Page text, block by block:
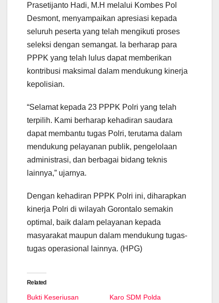
Prasetijanto Hadi, M.H melalui Kombes Pol
Desmont, menyampaikan apresiasi kepada
seluruh peserta yang telah mengikuti proses
seleksi dengan semangat. Ia berharap para
PPPK yang telah lulus dapat memberikan
kontribusi maksimal dalam mendukung kinerja
kepolisian.
“Selamat kepada 23 PPPK Polri yang telah
terpilih. Kami berharap kehadiran saudara
dapat membantu tugas Polri, terutama dalam
mendukung pelayanan publik, pengelolaan
administrasi, dan berbagai bidang teknis
lainnya,” ujarnya.
Dengan kehadiran PPPK Polri ini, diharapkan
kinerja Polri di wilayah Gorontalo semakin
optimal, baik dalam pelayanan kepada
masyarakat maupun dalam mendukung tugas-
tugas operasional lainnya. (HPG)
Related
Bukti Keseriusan
Karo SDM Polda